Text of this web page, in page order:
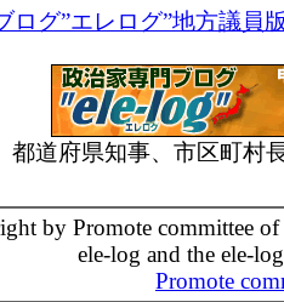
ログ”エレログ”地方議員
都道府県知事、市区町村
by Promote committee
ele-log and the ele-
Promote